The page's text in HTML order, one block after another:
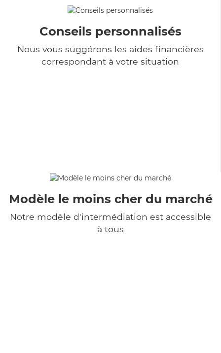
Conseils personnalisés
Nous vous suggérons les aides financières
correspondant à votre situation
Modèle le moins cher du marché
Notre modèle d'intermédiation est accessible
à tous